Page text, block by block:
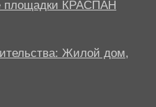
площадки КРАСПАН
Жилой дом,